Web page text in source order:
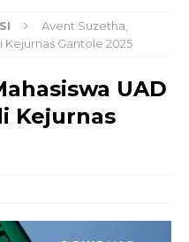
Avent Suzetha,
Kejurnas Gantole 2025
UAD
Kejurnas